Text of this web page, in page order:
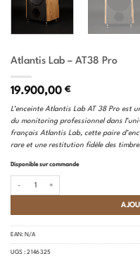
Atlantis Lab – AT38 Pro
19.900,00 €
L’enceinte Atlantis Lab AT 38 Pro est
du monitoring professionnel dans
français Atlantis Lab, cette paire
rare et une restitution fidèle des
Disponible sur commande
EAN: N/A
UGS : 2 146 325